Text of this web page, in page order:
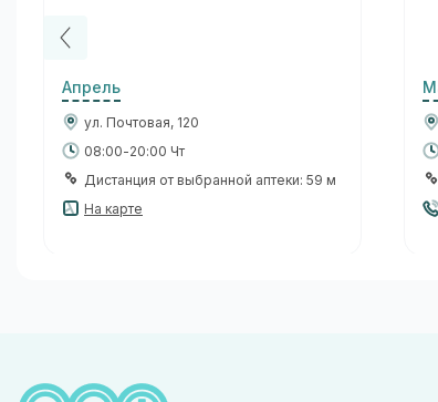
Апрель
ул. Почтовая, 120
08:00-20:00 Чт
Дистанция от выбранной аптеки: 59 м
На карте